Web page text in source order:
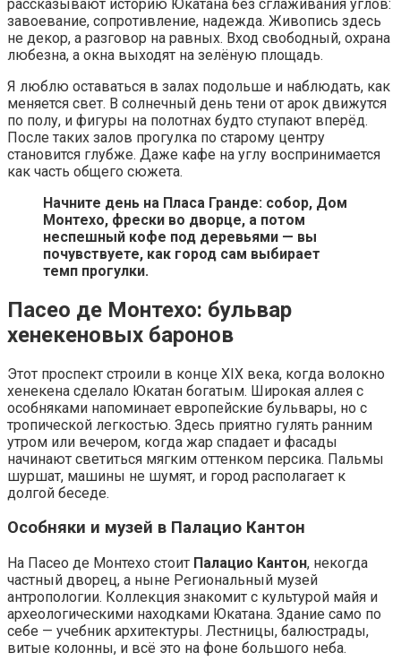
рассказывают историю Юкатана без сглаживания углов:
завоевание, сопротивление, надежда. Живопись здесь
не декор, а разговор на равных. Вход свободный, охрана
любезна, а окна выходят на зелёную площадь.
Я люблю оставаться в залах подольше и наблюдать, как
меняется свет. В солнечный день тени от арок движутся
по полу, и фигуры на полотнах будто ступают вперёд.
После таких залов прогулка по старому центру
становится глубже. Даже кафе на углу воспринимается
как часть общего сюжета.
Начните день на Пласа Гранде: собор, Дом
Монтехо, фрески во дворце, а потом
неспешный кофе под деревьями — вы
почувствуете, как город сам выбирает
темп прогулки.
Пасео де Монтехо: бульвар
хенекеновых баронов
Этот проспект строили в конце XIX века, когда волокно
хенекена сделало Юкатан богатым. Широкая аллея с
особняками напоминает европейские бульвары, но с
тропической легкостью. Здесь приятно гулять ранним
утром или вечером, когда жар спадает и фасады
начинают светиться мягким оттенком персика. Пальмы
шуршат, машины не шумят, и город располагает к
долгой беседе.
Особняки и музей в Палацио Кантон
На Пасео де Монтехо стоит Палацио Кантон, некогда
частный дворец, а ныне Региональный музей
антропологии. Коллекция знакомит с культурой майя и
археологическими находками Юкатана. Здание само по
себе — учебник архитектуры. Лестницы, балюстрады,
витые колонны, и всё это на фоне большого неба.